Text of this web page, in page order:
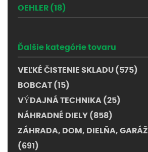
OEHLER (18)
Ďalšie kategórie tovaru
VEĽKÉ ČISTENIE SKLADU (575)
BOBCAT (15)
VÝDAJNÁ TECHNIKA (25)
NÁHRADNÉ DIELY (858)
ZÁHRADA, DOM, DIELŇA, GARÁŽ
(691)